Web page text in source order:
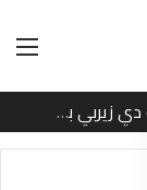
ساندرو تونالي: أقنعه مدرب توتنهام روبرتو دي زيربي بسرعة بالتوقيع